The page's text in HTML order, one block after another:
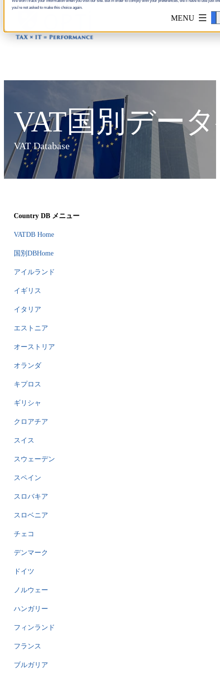
you're not asked to make this choice again.
Accept
VAT国別デー
VAT Database
Country DB メニュー
VATDB Home
国別DBHome
アイルランド
イギリス
イタリア
エストニア
オーストリア
オランダ
キプロス
ギリシャ
クロアチア
スイス
スウェーデン
スペイン
スロバキア
スロベニア
チェコ
デンマーク
ドイツ
ノルウェー
ハンガリー
フィンランド
フランス
ブルガリア